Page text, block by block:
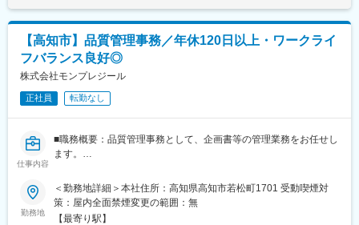
変更の範囲：会社の定める業務
環境分野の総合エンジニアリング企業として、水環境プラントに
必要な機械設備・電気設計を製品として有するとともに、プラン
トの設計、施工、運転・維持管理までを網羅した事業内容で、上
下水道施設に最適なソリューションを提供しています。今後海外
事業の拡大を目指しており、更なる事業拡大、成長が期待できま
す。
変更の範囲：会社の定める業務
【高知市】品質管理事務／年休120日以上・ワークライ
フバランス良好◎
株式会社モンプレジール
正社員 転勤なし
仕事内容
■職務概要：品質管理事務として、企画書等の管理業務をお任せし
ます。
○品質管理にかかる業務
・原料ごとの企画書管理、配合量の計算、食品表示ラベルの作成
・品質関連の書類管理（認証取得はしておりませんが、取引先か
勤務地
＜勤務地詳細＞本社住所：高知県高知市若松町1701 受動喫煙対
策：屋内全面禁煙変更の範囲：無
【最寄り駅】